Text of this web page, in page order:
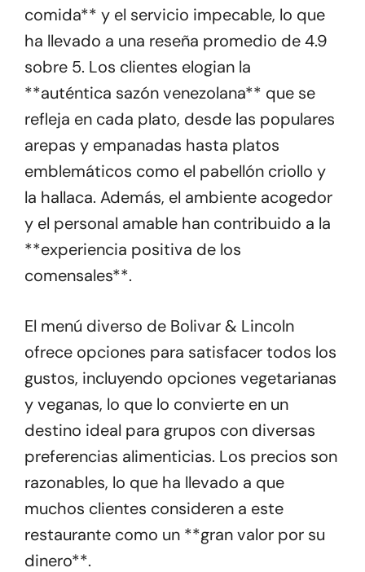
comida** y el servicio impecable, lo que
ha llevado a una reseña promedio de 4.9
sobre 5. Los clientes elogian la
**auténtica sazón venezolana** que se
refleja en cada plato, desde las populares
arepas y empanadas hasta platos
emblemáticos como el pabellón criollo y
la hallaca. Además, el ambiente acogedor
y el personal amable han contribuido a la
**experiencia positiva de los
comensales**.
El menú diverso de Bolivar & Lincoln
ofrece opciones para satisfacer todos los
gustos, incluyendo opciones vegetarianas
y veganas, lo que lo convierte en un
destino ideal para grupos con diversas
preferencias alimenticias. Los precios son
razonables, lo que ha llevado a que
muchos clientes consideren a este
restaurante como un **gran valor por su
dinero**.